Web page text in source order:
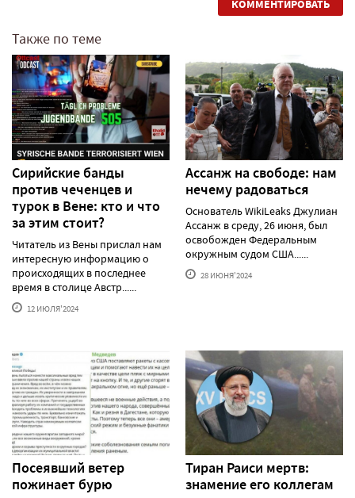
КОММЕНТИРОВАТЬ
Также по теме
Сирийские банды
против чеченцев и
турок в Вене: кто и что
за этим стоит?
Читатель из Вены прислал нам
интересную информацию о
происходящих в последнее
время в столице Австр......
12 ИЮЛЯ'2024
Ассанж на свободе: нам
нечему радоваться
Основатель WikiLeaks Джулиан
Ассанж в среду, 26 июня, был
освобожден Федеральным
окружным судом США......
28 ИЮНЯ'2024
Посеявший ветер
пожинает бурю
Тиран Раиси мертв:
знамение его коллегам